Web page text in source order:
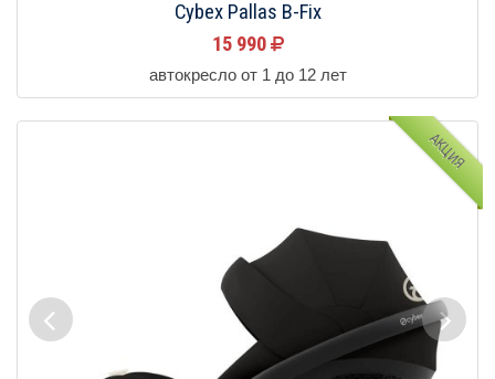
Cybex Pallas B-Fix
15 990
автокресло от 1 до 12 лет
АКЦИЯ